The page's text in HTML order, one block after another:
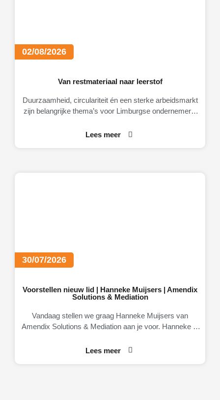
02/08/2026
Van restmateriaal naar leerstof
Duurzaamheid, circulariteit én een sterke arbeidsmarkt
zijn belangrijke thema’s voor Limburgse ondernemers.
onder de aandacht.
Lees meer
30/07/2026
Voorstellen nieuw lid | Hanneke Muijsers | Amendix
Solutions & Mediation
Vandaag stellen we graag Hanneke Muijsers van
Amendix Solutions & Mediation aan je voor. Hanneke is
Lees meer